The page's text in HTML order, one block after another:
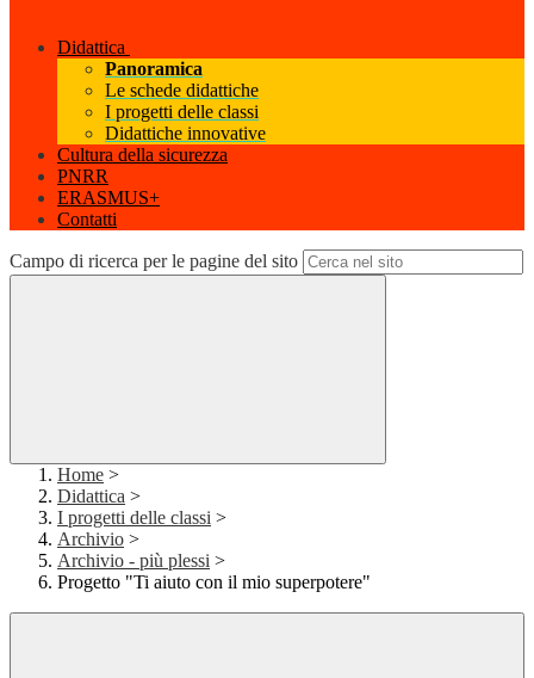
Didattica
Panoramica
Le schede didattiche
I progetti delle classi
Didattiche innovative
Cultura della sicurezza
PNRR
ERASMUS+
Contatti
Campo di ricerca per le pagine del sito
Home >
Didattica >
I progetti delle classi >
Archivio >
Archivio - più plessi >
Progetto "Ti aiuto con il mio superpotere"